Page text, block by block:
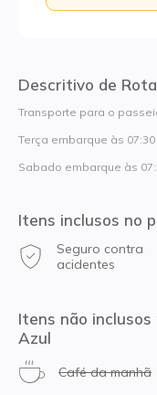
Descritivo de
Transporte para o
Terça embarque às
Sabado embarque às
Itens inclusos no
Seguro contra
acidentes
Itens não
Azul
Café da manhã